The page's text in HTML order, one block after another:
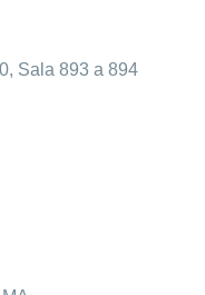
Sala 893 a 894